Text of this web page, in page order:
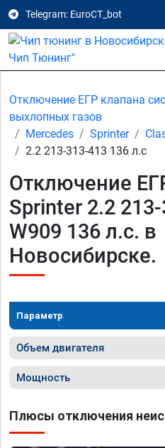
Telegram: EuroCT_bot
Отключение ЕГР клапана
выхлопных газов
Mercedes
Sprinter
2.2 213-313-413 136 л.с
Отключение
Sprinter 2.2
W909 136 л.с. в
Новосибирске.
Параметр
Объем двигателя
Мощность
Плюсы отключения